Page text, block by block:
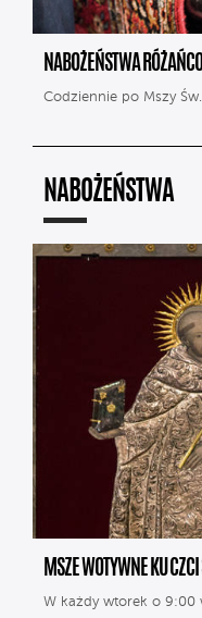
NABOŻEŃSTWA
Codziennie po Mszy
NABOŻEŃSTWA
MSZE WOTYWNE KU
W każdy wtorek o 9:00